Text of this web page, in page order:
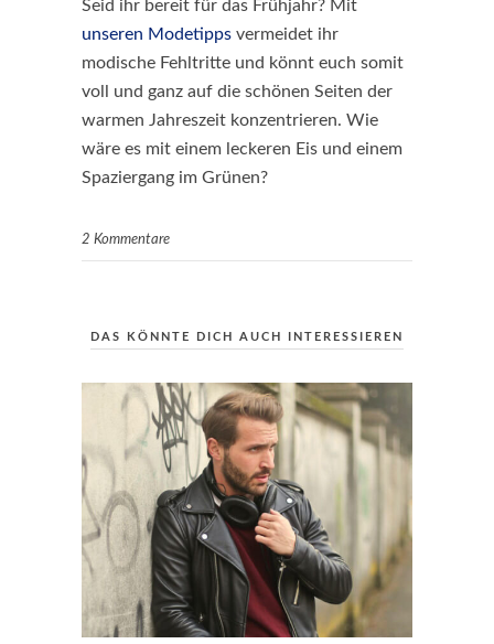
Seid ihr bereit für das Frühjahr? Mit
unseren Modetipps vermeidet ihr
modische Fehltritte und könnt euch somit
voll und ganz auf die schönen Seiten der
warmen Jahreszeit konzentrieren. Wie
wäre es mit einem leckeren Eis und einem
Spaziergang im Grünen?
2 Kommentare
DAS KÖNNTE DICH AUCH INTERESSIEREN